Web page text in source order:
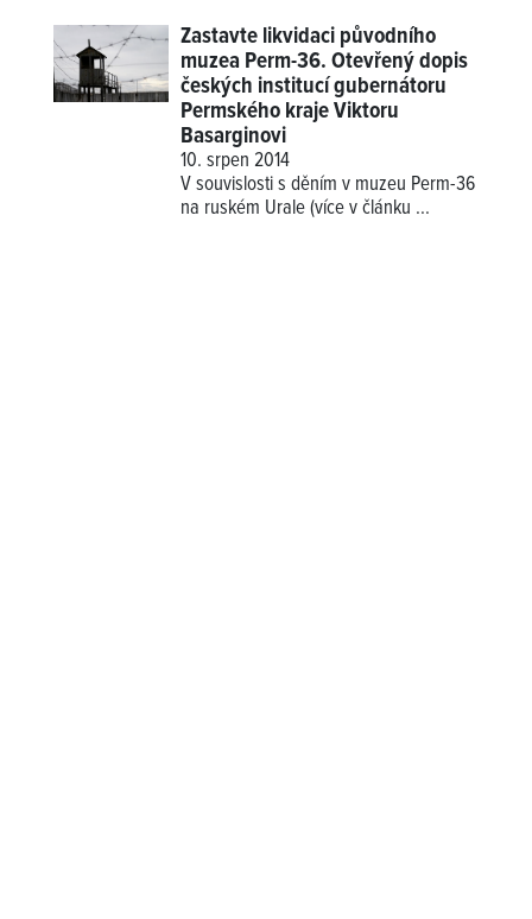
Zastavte likvidaci původního
muzea Perm-36. Otevřený dopis
českých institucí gubernátoru
Permského kraje Viktoru
Basarginovi
10. srpen 2014
V souvislosti s děním v muzeu Perm-36
na ruském Urale (více v článku ...